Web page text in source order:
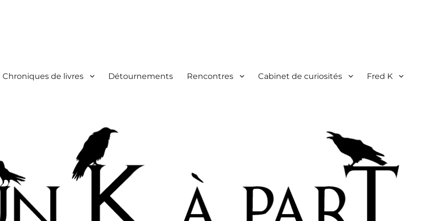
Chroniques de livres Détournements Rencontres Cabinet de curiosités Fred K